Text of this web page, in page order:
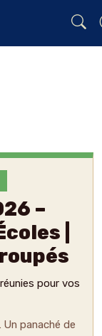
–
|
pour vos
panaché de